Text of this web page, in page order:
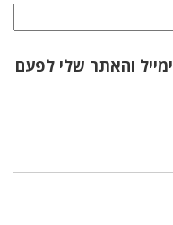
והאתר שלי לפעם